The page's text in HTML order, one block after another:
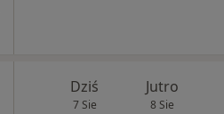
Dziś
7 Sie
Jutro
8 Sie